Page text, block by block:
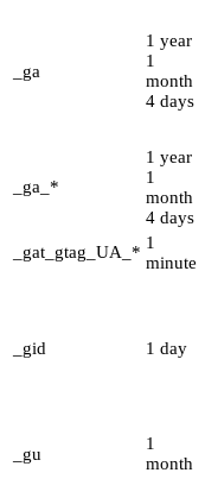
_ga
1 year
1
month
4 days
_ga_*
1 year
1
month
4 days
_gat_gtag_UA_* 1
minute
_gid 1 day
_gu
1
month